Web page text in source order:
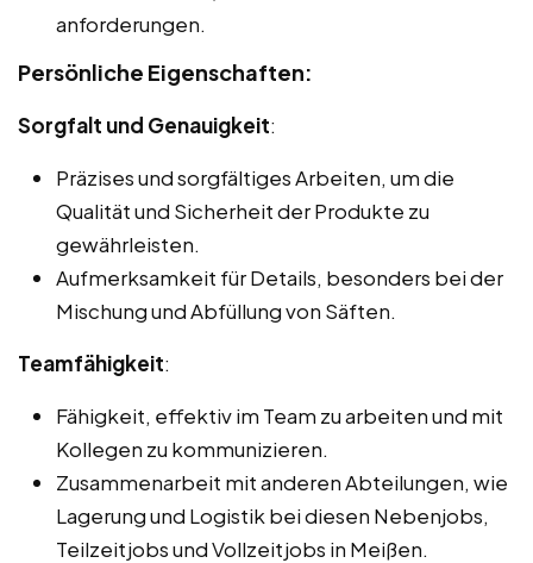
anforderungen.
Persönliche Eigenschaften:
Sorgfalt und Genauigkeit:
Präzises und sorgfältiges Arbeiten, um die
Qualität und Sicherheit der Produkte zu
gewährleisten.
Aufmerksamkeit für Details, besonders bei der
Mischung und Abfüllung von Säften.
Teamfähigkeit:
Fähigkeit, effektiv im Team zu arbeiten und mit
Kollegen zu kommunizieren.
Zusammenarbeit mit anderen Abteilungen, wie
Lagerung und Logistik bei diesen Nebenjobs,
Teilzeitjobs und Vollzeitjobs in Meißen.